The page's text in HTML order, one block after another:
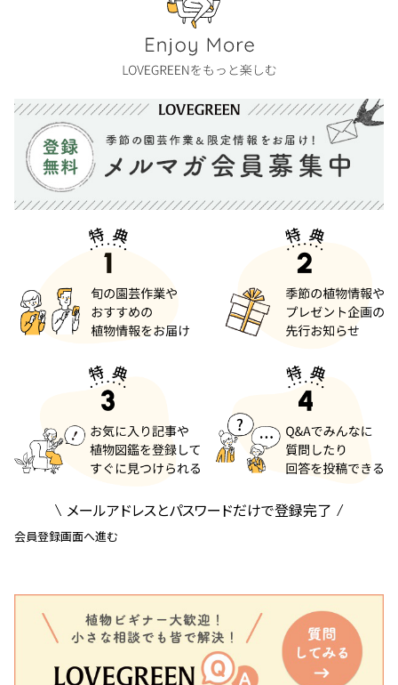
メールアドレスとパスワードだけで登録完了
会員登録画面へ進む